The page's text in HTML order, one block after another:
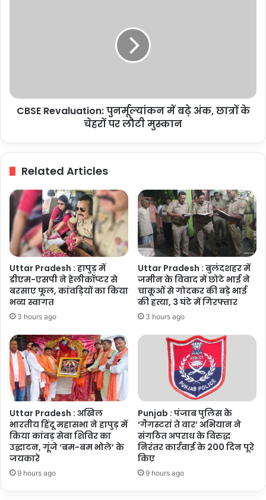
चेहरों
CBSE Revaluation: पुनर्मूल्यांकन में बढ़े अंक, छात्रों के
चेहरों पर लौटी मुस्कान
Related Articles
Uttar Pradesh : हापुड़ में
डीएम-एसपी ने हेलीकॉप्टर से
बरसाए फूल, कांवड़ियों का किया
भव्य स्वागत
3 hours ago
Uttar Pradesh : बुलंदशहर में
जमीन के विवाद में छोटे भाई ने
चाकूओं से गोदकर की बड़े भाई
की हत्या, 3 घंटे में गिरफ्तार
3 hours ago
Uttar Pradesh : अखिल
भारतीय हिंदू महासभा ने हापुड़ में
किया कांवड़ सेवा शिविर का
उद्घाटन, गूंजे ‘बम-बम भोले’ के
जयकारे
9 hours ago
Punjab : पंजाब पुलिस के
‘गैंगस्टरां ते वार’ अभियान ने
संगठित अपराध के विरुद्ध
निरंतर कार्रवाई के 200 दिन पूरे
किए
9 hours ago